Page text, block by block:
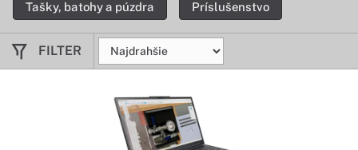
notebookov ThinkPad poskytujú zvýšený komfort a
Notebooky Lenovo IdeaPad
Funkčný, zábavný a štýlový
Notebooky IdeaPad sa dodávajú v rôznych vyhotoveniach – od
základných notebookov pre nových používateľov až po
Tašky, batohy a púzdra Príslušenstvo
FILTER